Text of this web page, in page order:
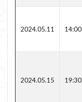
2024.05.11 14:00
2024.05.15 19:30